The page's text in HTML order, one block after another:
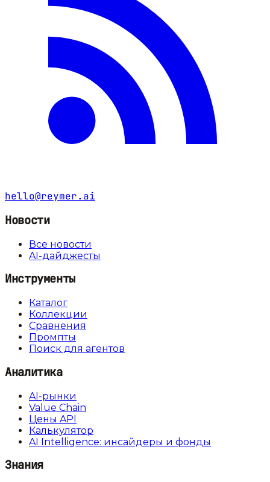
hello@reymer.ai
Новости
Все новости
AI-дайджесты
Инструменты
Каталог
Коллекции
Сравнения
Промпты
Поиск для агентов
Аналитика
AI-рынки
Value Chain
Цены API
Калькулятор
AI Intelligence: инсайдеры и фонды
Знания